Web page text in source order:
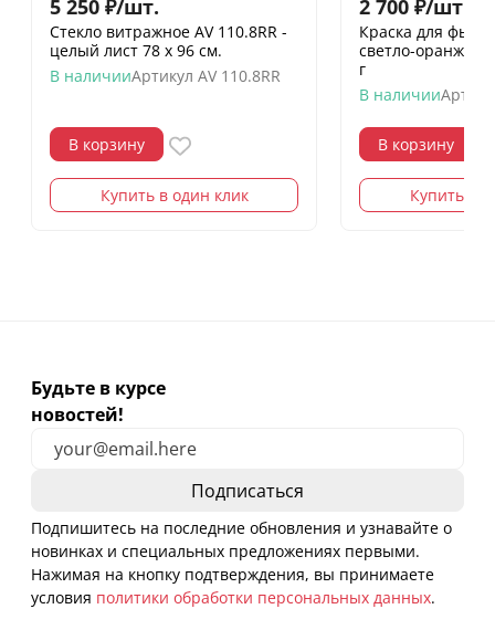
5 250 ₽/шт.
Стекло витражное АV 110.8RR -
целый лист 78 х 96 cм.
В наличииАртикул AV 110.8RR
В корзину
Купить в один клик
2 700 ₽/шт.
Краска для
светло-
г
В наличии
В корзину
Купить в
Будьте в курсе
новостей!
Подпишитесь на последние обновления и узнавайте о
новинках и специальных предложениях первыми.
Нажимая на кнопку подтверждения, вы принимаете
условия политики обработки персональных данных.